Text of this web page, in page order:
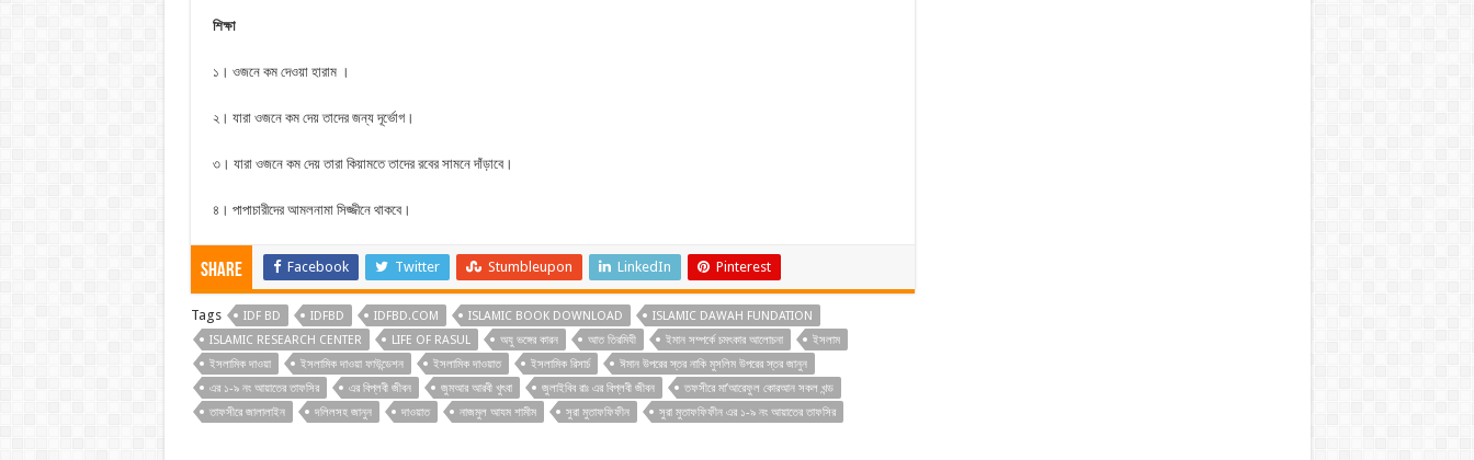
শিক্ষা
১। ওজনে কম দেওয়া হারাম ।
২। যারা ওজনে কম দেয় তাদের জন্য দূর্ভোগ।
৩। যারা ওজনে কম দেয় তারা কিয়ামতে তাদের রবের সামনে দাঁড়াবে।
৪। পাপাচারীদের আমলনামা সিজ্জীনে থাকবে।
Share Facebook Twitter Stumbleupon LinkedIn Pinterest
Tags IDF BD IDFBD IDFBD.COM ISLAMIC BOOK DOWNLOAD
ISLAMIC DAWAH FUNDATION
ISLAMIC RESEARCH CENTER
LIFE OF RASUL অযু ভঙ্গের কারন আত তিরমিযী ইমান সম্পর্কে চমৎকার আলোচনা
ইসলাম
ইসলামিক দাওয়া
ইসলামিক দাওয়া ফাউন্ডেশন ইসলামিক দাওয়াত ইসলামিক রিসার্চ
ঈমান উপরের স্তর নাকি মুসলিম উপরের স্তর জানুন
এর ১-৯ নং আয়াতের তাফসির
এর বিপ্লবী জীবন জুমআর আরবী খুৎবা জুলাইবিব রাঃ এর বিপ্লবী জীবন
তফসীরে মা’আরেফুল কোরআন সকল খন্ড
তাফসীরে জালালাইন
দলিলসহ জানুন দাওয়াত নাজমুল আযম শামীম সুরা মুতাফফিফীন সুরা মুতাফফিফীন এর ১-৯ নং আয়াতের তাফসির